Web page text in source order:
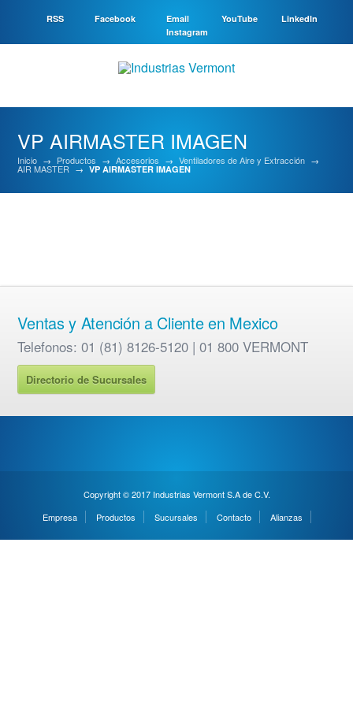
RSS Facebook Email YouTube
LinkedIn
Instagram
VP AIRMASTER IMAGEN
Inicio → Productos → Accesorios → Ventiladores de Aire y Extracción →
AIR MASTER → VP AIRMASTER IMAGEN
Ventas y Atención a Cliente en Mexico
Telefonos: 01 (81) 8126-5120 | 01 800 VERMONT
Directorio de Sucursales
Copyright © 2017 Industrias Vermont S.A de C.V.
Empresa
Productos Sucursales Contacto Alianzas